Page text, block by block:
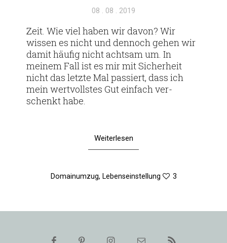
Veröffentlicht
08 . 08 . 2019
Zeit. Wie viel haben wir davon? Wir
wissen es nicht und den­noch gehen wir
damit häufig nicht achtsam um. In
meinem Fall ist es mir mit Sicher­heit
nicht das letzte Mal pas­siert, dass ich
mein wert­vollstes Gut ein­fach ver­
schenkt habe.
Weiterlesen
Domainumzug, Lebenseinstellung 3